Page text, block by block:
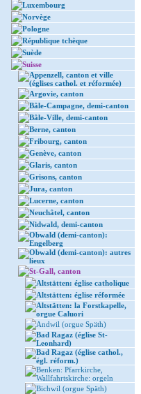
Luxembourg
Norvège
Pologne
République tchèque
Suède
Suisse
Appenzell, canton et ville
(églises cathol. et réformée)
Argovie, canton
Bâle-Campagne, demi-canton
Bâle-Ville, demi-canton
Berne, canton
Fribourg, canton
Genève, canton
Glaris, canton
Grisons, canton
Jura, canton
Lucerne, canton
Neuchâtel, canton
Nidwald, demi-canton
Obwald (demi-canton):
Engelberg
Obwald (demi-canton): autres
lieux
St-Gall, canton
Altstätten: église catholique
Altstätten: église réformée
Altstätten: la Forstkapelle,
orgue Caluori
Andwil (orgue Späth)
Bad Ragaz (église St-
Leonhard)
Bad Ragaz (église cathol.,
égl. réform.)
Benken: Pfarrkirche,
Wallfahrtskirche: orgeln
Bichwil (orgue Späth)